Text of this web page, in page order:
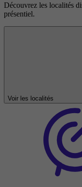
Découvrez les localités
présentiel.
Voir les localités